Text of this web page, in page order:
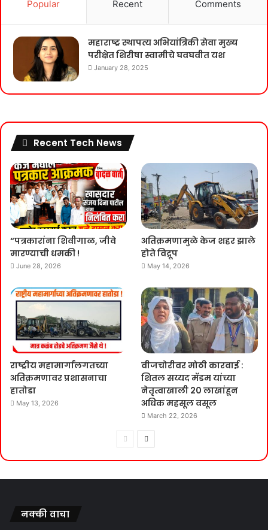
Popular Recent Comments
महाराष्ट्र स्थापत्य अभियांत्रिकी सेवा मुख्य
परीक्षेत शिरीषा स्वामीचे घवघवीत यश
January 28, 2025
Recent Tech News
“पत्रकारांना शिवीगाळ, जीवे
मारण्याची धमकी !
June 28, 2026
अतिक्रमणामुळे केज शहर झाले
होते विद्रूप
May 14, 2026
राष्ट्रीय महामार्गालगतच्या
अतिक्रमणावर प्रशासनाचा
हातोडा
May 13, 2026
वीजचोरीवर मोठी कारवाई :
शितल सय्यद मॅडम यांच्या
नेतृत्वाखाली 20 लाखांहून
अधिक महसूल वसूल
March 22, 2026
PreviousNext
नक्की वाचा